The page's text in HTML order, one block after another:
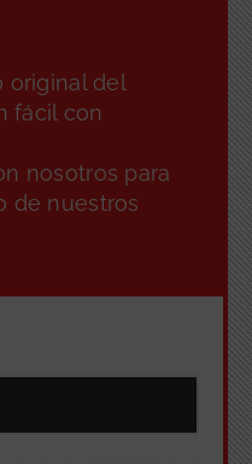
original del
fácil con
nosotros para
de nuestros